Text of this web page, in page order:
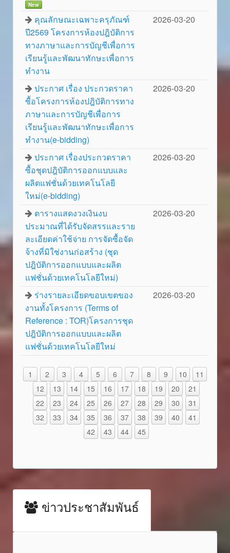
New
คุณลักษณะเฉพาะครุภัณฑ์
ปี2569 โครงการห้องปฎิบัติการ
ทางภาษาและการบัญชีเพื่อการ
เรียนรู้และพัฒนาทักษะเพื่อการ
ทำงาน
2026-03-20
ประกาศ เรื่อง ประกวดราคา
ซื้อโครงการห้องปฎิบัติการทาง
ภาษาและการบัญชีเพื่อการ
เรียนรู้และพัฒนาทักษะเพื่อการ
ทำงาน(e-bidding)
2026-03-20
ประกาศ เรื่องประกวดราคา
ซื้อชุดปฎิบัติการออกแบบและ
ผลิตแฟชั่นด้วยเทคโนโลยี
ใหม่(e-bidding)
2026-03-20
ตารางแสดงวงเงินงบ
ประมาณที่ได้รับจัดสรรและราย
ละเอียดค่าใช้จ่าย การจัดซื้อจัด
จ้างที่มิใช่งานก่อสร้าง (ชุด
ปฎิบัติการออกแบบและผลิต
แฟชั่นด้วยเทคโนโลยีใหม่)
2026-03-20
ร่างรายละเอียดขอบเขตของ
งานทั้งโครงการ (Terms of
Reference : TOR)โครงการชุด
ปฎิบัติการออกแบบและผลิต
แฟชั่นด้วยเทคโนโลยีใหม่
2026-03-20
1 2 3 4 5 6 7 8 9 10
11
12
13 14 15 16 17 18 19 20
21
22
23 24 25 26 27 28 29 30
31
32
33 34 35 36 37 38 39 40
41
42
43 44 45
ข่าวประชาสัมพันธ์